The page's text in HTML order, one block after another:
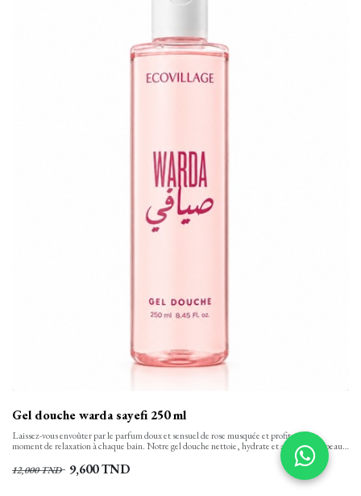
Gel douche warda sayefi 250 ml
Laissez-vous envoûter par le parfum doux et sensuel de rose musquée et profitez d’un
moment de relaxation à chaque bain. Notre gel douche nettoie, hydrate et apaise votre peau
tout en finesse et la laisse propre, confortable et soyeusement douce. Sa texture onctueuse,
aux notes florales se transforme en une mousse rinçable facilement.
12,000TND 9,600TND